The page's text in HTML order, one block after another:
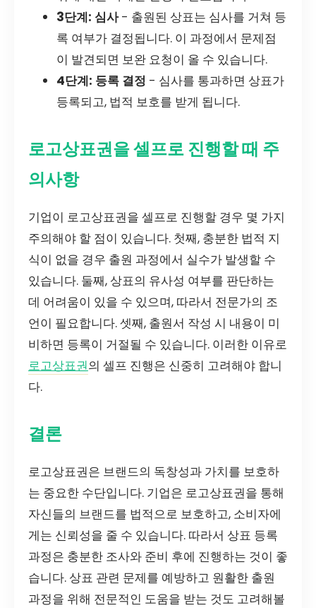
3단계: 심사- 출원된 상표는 심사를 거쳐 등
록 여부가 결정됩니다. 이 과정에서 문제점
이 발견되면 보완 요청이 올 수 있습니다.
4단계: 등록 결정 - 심사를 통과하면 상표가
등록되고, 법적 보호를 받게 됩니다.
로고상표권을 셀프로 진행할 때 주
의사항
기업이 로고상표권을 셀프로 진행할 경우 몇 가지
주의해야 할 점이 있습니다. 첫째, 충분한 법적 지
식이 없을 경우 출원 과정에서 실수가 발생할 수
있습니다. 둘째, 상표의 유사성 여부를 판단하는
데 어려움이 있을 수 있으며, 따라서 전문가의 조
언이 필요합니다. 셋째, 출원서 작성 시 내용이 미
비하면 등록이 거절될 수 있습니다. 이러한 이유로
로고상표권의 셀프 진행은 신중히 고려해야 합니
다.
결론
로고상표권은 브랜드의 독창성과 가치를 보호하
는 중요한 수단입니다. 기업은 로고상표권을 통해
자신들의 브랜드를 법적으로 보호하고, 소비자에
게는 신뢰성을 줄 수 있습니다. 따라서 상표 등록
과정은 충분한 조사와 준비 후에 진행하는 것이 좋
습니다. 상표 관련 문제를 예방하고 원활한 출원
과정을 위해 전문적인 도움을 받는 것도 고려해볼